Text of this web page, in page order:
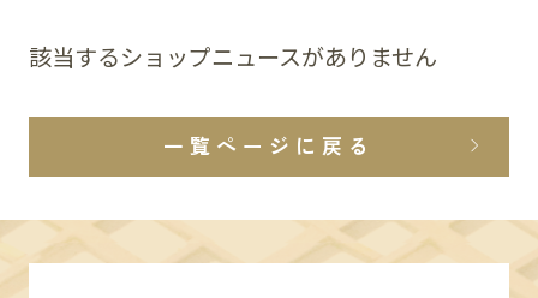
ショップニュース
イベント
該当するショップニュースがありません
一覧ページに戻る